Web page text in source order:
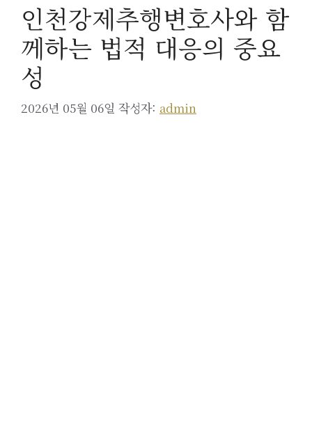
인천강제추행변호사와 함
께하는 법적 대응의 중요
성
2026년 05월 06일 작성자: admin